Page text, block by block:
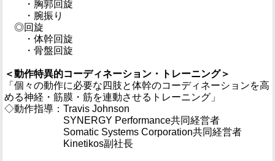
・胸郭回旋
・腕振り
◎回旋
・体幹回旋
・骨盤回旋
＜動作特異的コーディネーション・トレーニング＞
「個々の動作に必要な四肢と体幹のコーディネーションを高
める神経・筋膜・筋を連動させるトレーニング」
◇動作指導：Travis Johnson
SYNERGY Performance共同経営者
Somatic Systems Corporation共同経営者
Kinetikos副社長